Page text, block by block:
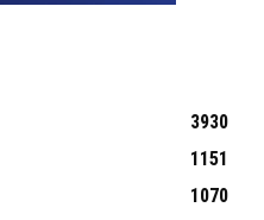
3930
1151
1070